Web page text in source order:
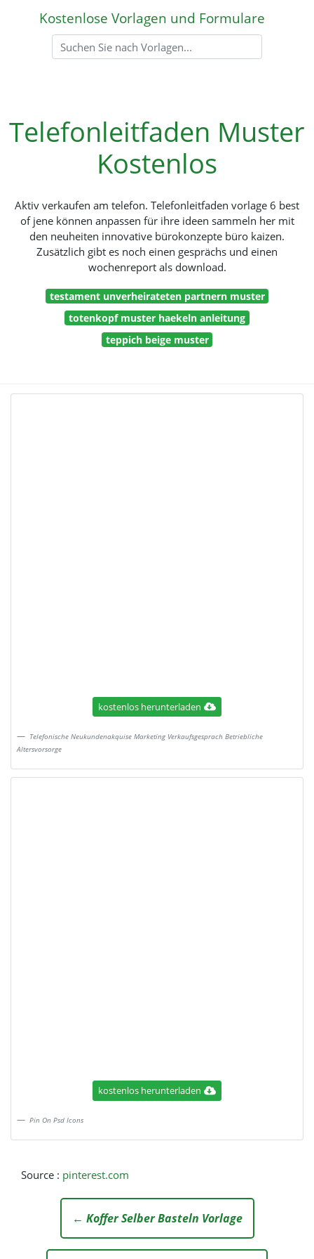
Kostenlose Vorlagen und Formulare
Telefonleitfaden Muster
Kostenlos
Aktiv verkaufen am telefon. Telefonleitfaden vorlage 6 best
of jene können anpassen für ihre ideen sammeln her mit
den neuheiten innovative bürokonzepte büro kaizen.
Zusätzlich gibt es noch einen gesprächs und einen
wochenreport als download.
testament unverheirateten partnern muster
totenkopf muster haekeln anleitung
teppich beige muster
kostenlos herunterladen
Telefonische Neukundenakquise Marketing Verkaufsgesprach Betriebliche
Altersvorsorge
kostenlos herunterladen
Pin On Psd Icons
Source : pinterest.com
← Koffer Selber Basteln Vorlage